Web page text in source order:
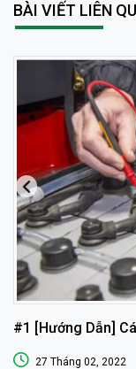
BÀI VIẾT LIÊN
#1 [Hướng Dẫn]
Tại Nhà
27 Tháng 02, 2022